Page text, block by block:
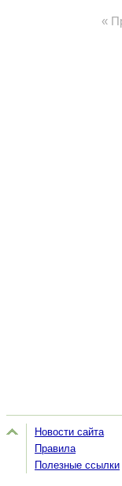
«
Новости сайта
Правила
Полезные ссылки